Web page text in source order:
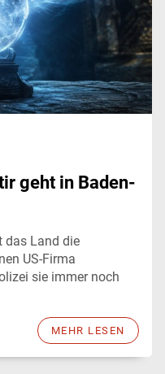
geht in Baden-
das Land die
US-Firma
sie immer noch
MEHR LESEN